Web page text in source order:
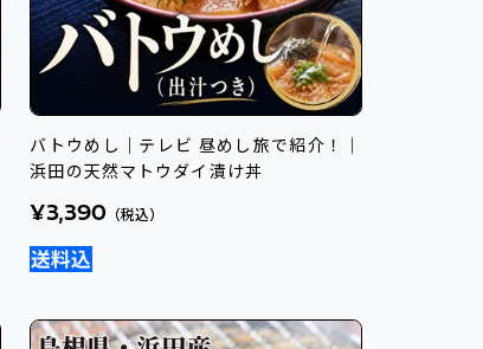
バトウめし｜テレビ 昼めし旅で紹介！｜
浜田の天然マトウダイ漬け丼
¥3,390 （税込）